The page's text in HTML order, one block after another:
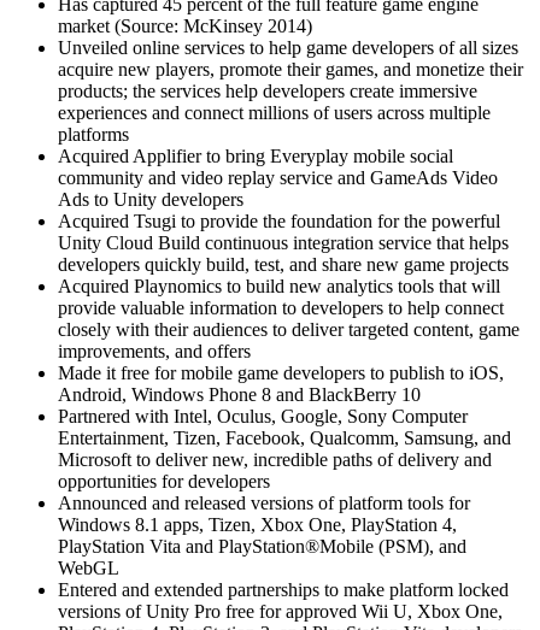
Juegos independientes
Lanza grandes juegos con equipos pequeños
Juegos XR
Lanza juegos XR en múltiples plataformas
Juegos multijugador
Simplifica el desarrollo de juegos multijugador
Has captured 45 percent of the full feature game engine
market (Source: McKinsey 2014)
Unveiled online services to help game developers of all sizes
acquire new players, promote their games, and monetize their
products; the services help developers create immersive
experiences and connect millions of users across multiple
platforms
Acquired Applifier to bring Everyplay mobile social
community and video replay service and GameAds Video
Ads to Unity developers
Acquired Tsugi to provide the foundation for the powerful
Unity Cloud Build continuous integration service that helps
developers quickly build, test, and share new game projects
Acquired Playnomics to build new analytics tools that will
provide valuable information to developers to help connect
closely with their audiences to deliver targeted content, game
improvements, and offers
Made it free for mobile game developers to publish to iOS,
Android, Windows Phone 8 and BlackBerry 10
Partnered with Intel, Oculus, Google, Sony Computer
Entertainment, Tizen, Facebook, Qualcomm, Samsung, and
Microsoft to deliver new, incredible paths of delivery and
opportunities for developers
Announced and released versions of platform tools for
Windows 8.1 apps, Tizen, Xbox One, PlayStation 4,
PlayStation Vita and PlayStation®Mobile (PSM), and
WebGL
Entered and extended partnerships to make platform locked
versions of Unity Pro free for approved Wii U, Xbox One,